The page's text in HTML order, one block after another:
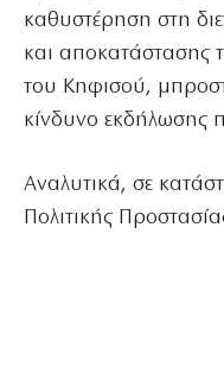
καθυστέρηση στη
και αποκατάστασης
του Κηφισού,
κίνδυνο εκδήλωσης
Αναλυτικά, σε
Πολιτικής